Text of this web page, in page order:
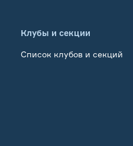
Клубы и секции
Список клубов и секций